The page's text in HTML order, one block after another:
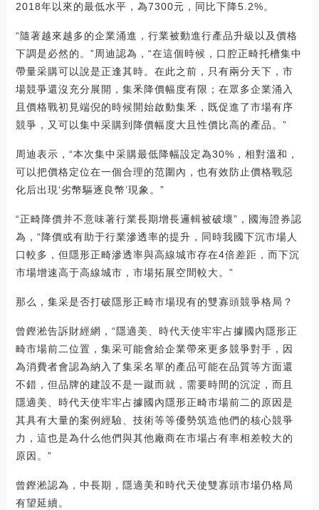
2018年以來的最低水平，為7300元，同比下降5.2%。
“隨著越來越多的企業涌進，行業被動進行產品升級以及價格
下調是必然的。”周迪認為，“在這個時候，口腔正畸托槽集中
帶量采購可以說是正逢其時。在此之前，只有兩分天下，市
場競爭還沒充分展開，集釆降價幅度有限；在眾多企業涌入
且價格戰初見端倪的時候開始啟動集釆，既促進了市場有序
競爭，又可以集中采購到降價幅度大且性價比高的產品。”
周迪表示，“本次集中采購最低降幅設定為30%，相對溫和，
可以把價格定位在一個合理的范圍內，也有效防止價格戰惡
化后出現‘劣幣驅逐良幣’現象。”
“正畸降價并不意味著行業長期增長邏輯被破壞”，國海證券認
為，“降價或有助于行業滲透率的提升，同時我國下沉市場人
口較多，但隱形正畸滲透率與高線城市存在4倍差距，而下沉
市場增速高于高線城市，市場拓展空間較大。”
那么，集采是否打破隱形正畸市場現有的雙寡頭競爭格局？
曾鏗淞告訴財經網，“隱適美、時代天使牢牢占據國內隱形正
畸市場前二位置，集采可能會給企業帶來更多競爭對手，因
為消費者會認為納入了集采名單的產品可能在品質等方面還
不錯，但品牌的建設不是一蹴而就，需要時間的沉淀，而且
隱適美、時代天使牢牢占據國內隱形正畸市場前二的原因是
其具有大量的案例經驗、技術等等優勢筑造他們的核心競爭
力，這也是為什么他們與其他廠商在市場占有率相差較大的
原因。”
曾鏗淞認為，中長期，隱適美和時代天使雙寡頭市場仍格局
有望延續。